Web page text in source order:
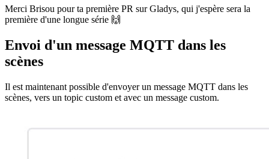
Merci Brisou pour ta première PR sur Gladys, qui j'espère sera la
première d'une longue série 🙌
Envoi d'un message MQTT dans les
scènes
Il est maintenant possible d'envoyer un message MQTT dans les
scènes, vers un topic custom et avec un message custom.